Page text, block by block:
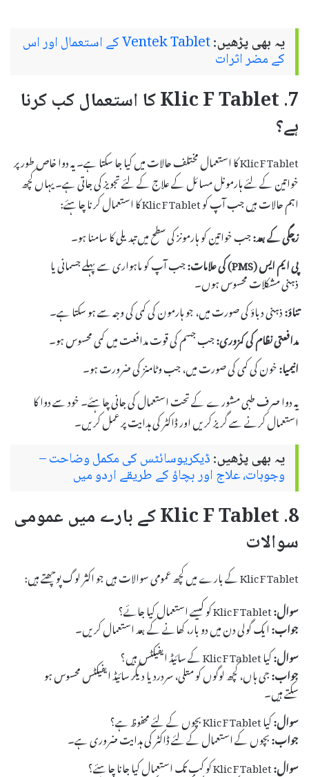
یہ بھی پڑھیں: Ventek Tablet کے استعمال اور اس
کے مضر اثرات
7. Klic F Tablet کا استعمال کب کرنا
ہے؟
Klic F Tablet کا استعمال مختلف حالات میں کیا جا سکتا ہے۔ یہ دوا خاص طور پر
خواتین کے لئے ہارمونل مسائل کے علاج کے لئے تجویز کی جاتی ہے۔ یہاں کچھ
اہم حالات ہیں جب آپ کو Klic F Tablet کا استعمال کرنا چاہئے:
زچگی کے بعد:جب خواتین کو ہارمونز کی سطح میں تبدیلی کا سامنا ہو۔
پی ایم ایس (PMS) کی علامات:
جب آپ کو ماہواری سے پہلے جسمانی یا
ذہنی مشکلات محسوس ہوں۔
تناؤ:ذہنی دباؤ کی صورت میں، جو ہارمون کی کمی کی وجہ سے ہو سکتا ہے۔
مدافعتی نظام کی کمزوری:جب جسم کی قوت مدافعت میں کمی محسوس ہو۔
انیمیا:خون کی کمی کی صورت میں، جب وٹامنز کی ضرورت ہو۔
یہ دوا صرف طبی مشورے کے تحت استعمال کی جانی چاہئے۔ خود سے دوا کا
استعمال کرنے سے گریز کریں اور ڈاکٹر کی ہدایت پر عمل کریں۔
یہ بھی پڑھیں:ڈیکریوسائٹس کی مکمل وضاحت –
وجوہات، علاج اور بچاؤ کے طریقے اردو میں
8. Klic F Tablet کے بارے میں عمومی
سوالات
Klic F Tablet کے بارے میں کچھ عمومی سوالات ہیں جو اکثر لوگ پوچھتے ہیں:
سوال:
جواب:ایک گولی دن میں دو بار، کھانے کے بعد استعمال کریں۔
سوال:کیا Klic F Tablet کے سائیڈ ایفیکٹس ہیں؟
جواب:جی ہاں، کچھ لوگوں کو متلی، سردرد یا دیگر سائیڈ ایفیکٹس محسوس ہو
سکتے ہیں۔
سوال:کیا Klic F Tablet بچوں کے لئے محفوظ ہے؟
جواب:بچوں کے استعمال کے لئے ڈاکٹر کی ہدایت ضروری ہے۔
سوال: